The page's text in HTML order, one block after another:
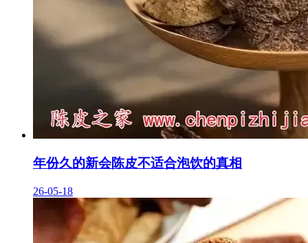
年份久的新会陈皮不适合泡饮的真相
26-05-18